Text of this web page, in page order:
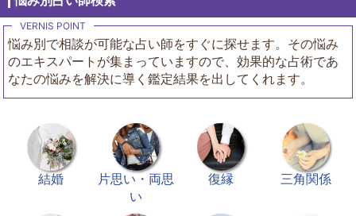
悩み別で相談が可能な占い師をすぐに探せます。その悩み
のエキスパートが集まっていますので、効果的な占術であ
なたの悩みを解決に導く鑑定結果を出してくれます。
結婚
片思い・両思
い
復縁 三角関係